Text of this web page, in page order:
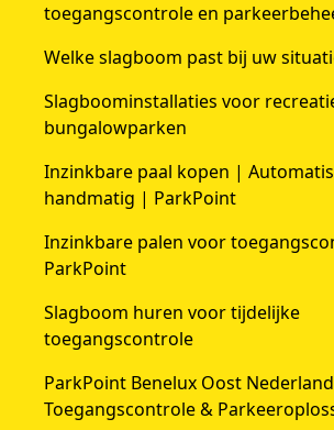
toegangscontrole en
Welke slagboom past bij uw
Slagboominstallaties voor
bungalowparken
Inzinkbare paal kopen |
handmatig | ParkPoint
Inzinkbare palen voor
ParkPoint
Slagboom huren voor tijdelijke
toegangscontrole
ParkPoint Benelux Oost
Toegangscontrole &